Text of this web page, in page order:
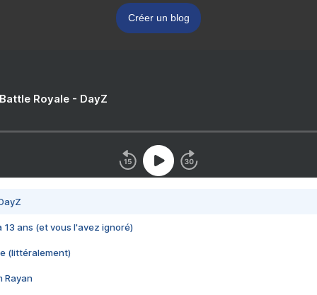
Créer un blog
Royale - DayZ
13 ans (et vous l'avez ignoré)
(littéralement)
Rayan